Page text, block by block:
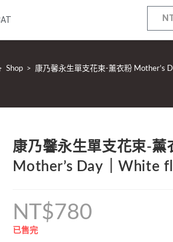
Shop > 康乃馨永生單支花束-薰衣粉 Mother’s
康乃馨永生單支花束-薰
Mother’s Day｜White
NT$780
已售完